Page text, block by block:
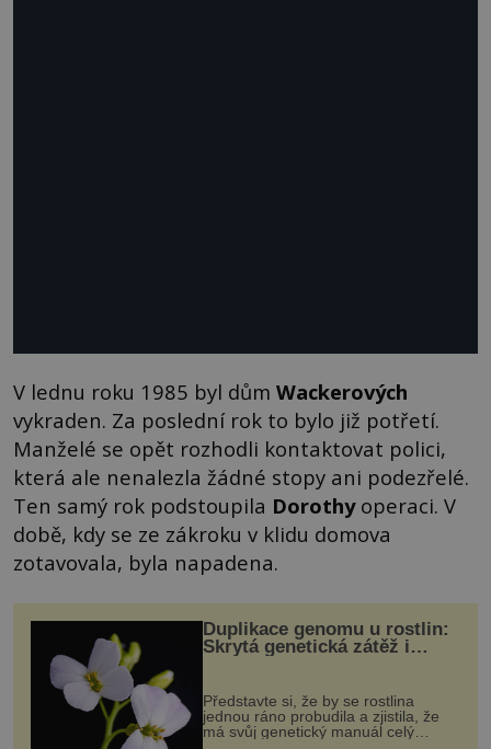
V lednu roku 1985 byl dům Wackerových
vykraden. Za poslední rok to bylo již potřetí.
Manželé se opět rozhodli kontaktovat polici,
která ale nenalezla žádné stopy ani podezřelé.
Ten samý rok podstoupila Dorothyoperaci. V
době, kdy se ze zákroku v klidu domova
zotavovala, byla napadena.
Duplikace genomu u rostlin:
Skrytá genetická zátěž i
Představte si, že by se rostlina
jednou ráno probudila a zjistila, že
má svůj genetický manuál celý